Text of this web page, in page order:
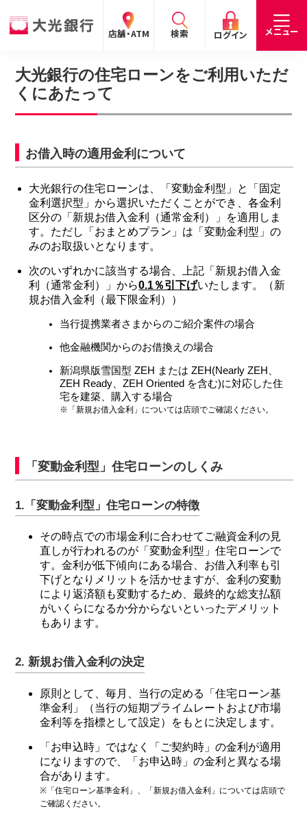
店舗・ATM 検索 ログイン メニュー
閉じる
手数料
個人の
お客さま
法人の
お客さま
企業・
IR情報
採用
情報
閉じる
個人のお客さま
サービスのご案内 ログイン
デビット会員用 Web
（デビットカードをご利用のお客さま向け）
サービスのご案内 ログイン
たいこうインターネット投信
サービスのご案内 ログイン
たいこうNavi
（たいこうNaviをご利用のお客さま向け）
※たいこうNaviはウェルスナビ株式会社が提供するサービスです。
これより先のページは、ウェルスナビ株式会社が運営するサイトとなりま
す。
法人のお客さま
たいこうオフィスe-バンキング
サービスのご案内
たいこうでんさいサービス
（電子債権をご利用のお客さま向け）
サービスのご案内
Taiko Big Advance
閉じる
大光銀行の住宅ローンをご利用いただ
くにあたって
お借入時の適用金利について
大光銀行の住宅ローンは、「変動金利型」と「固定
金利選択型」から選択いただくことができ、各金利
区分の「新規お借入金利（通常金利）」を適用しま
す。ただし「おまとめプラン」は「変動金利型」の
みのお取扱いとなります。
次のいずれかに該当する場合、上記「新規お借入金
利（通常金利）」から0.1％引下げいたします。（新
規お借入金利（最下限金利））
当行提携業者さまからのご紹介案件の場合
他金融機関からのお借換えの場合
新潟県版雪国型 ZEH または ZEH(Nearly ZEH、
ZEH Ready、ZEH Oriented を含む)に対応した住
宅を建築、購入する場合
※「新規お借入金利」については店頭でご確認ください。
「変動金利型」住宅ローンのしくみ
1.「変動金利型」住宅ローンの特徴
その時点での市場金利に合わせてご融資金利の見
直しが行われるのが「変動金利型」住宅ローンで
す。金利が低下傾向にある場合、お借入利率も引
下げとなりメリットを活かせますが、金利の変動
により返済額も変動するため、最終的な総支払額
がいくらになるか分からないといったデメリット
もあります。
2. 新規お借入金利の決定
原則として、毎月、当行の定める「住宅ローン基
準金利」（当行の短期プライムレートおよび市場
金利等を指標として設定）をもとに決定します。
「お申込時」ではなく「ご契約時」の金利が適用
になりますので、「お申込時」の金利と異なる場
合があります。
※「住宅ローン基準金利」、「新規お借入金利」については店頭で
ご確認ください。